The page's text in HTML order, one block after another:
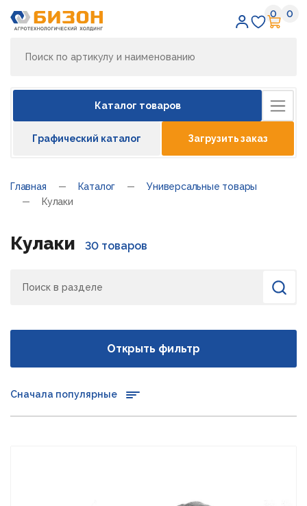
0 0
Каталог товаров
Графический каталог Загрузить заказ
Главная Каталог
Универсальные товары
Кулаки
Кулаки 30 товаров
Найти
Открыть фильтр
Сначала популярные